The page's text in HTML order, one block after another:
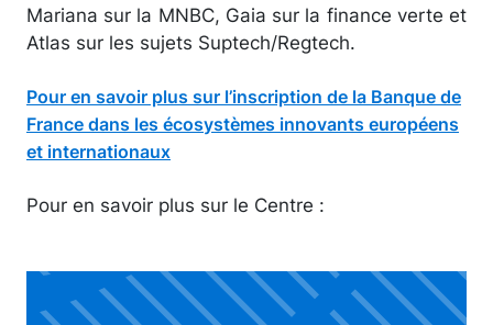
Mariana sur la MNBC, Gaia sur la finance verte et
Atlas sur les sujets Suptech/Regtech.
Pour en savoir plus sur l’inscription de la Banque de
France dans les écosystèmes innovants européens
et internationaux
Pour en savoir plus sur le Centre :